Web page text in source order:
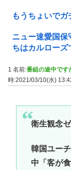
もうちょいで
ニュー速愛国保
ちはカルローズ
1 名前:番組の途中です
時:2021/03/10(水)
衛生観念
韓国ユー
中「客が